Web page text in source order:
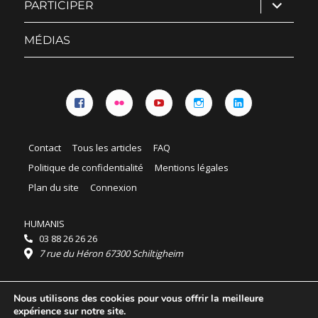
PARTICIPER le
sous-
MÉDIAS
Contact Tous les articles
FAQ
Politique de confidentialité
Mentions légales
Plan du site
Connexion
HUMANIS
03 88 26 26 26
7 rue du Héron 67300 Schiltigheim
Horaires :
HUMANIS : du lundi au vendredi 9h - 18h
Ordidocaz : du lundi au vendredi 8h - 19h
Nous utilisons des cookies pour vous offrir la meilleure
expérience sur notre site.